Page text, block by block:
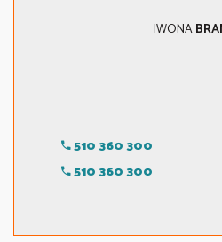
IWONA
510 360 300
510 360 300